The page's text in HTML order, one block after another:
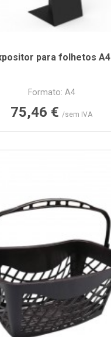
para folhetos A4
Formato: A4
Preço
75,46 € /sem IVA